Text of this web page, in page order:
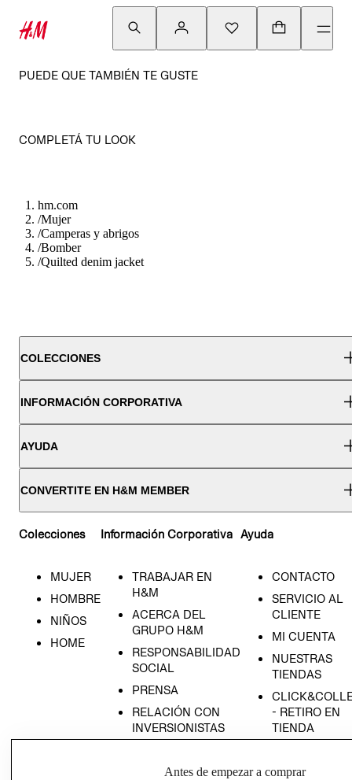
PUEDE QUE TAMBIÉN TE GUSTE
COMPLETÁ TU LOOK
hm.com
/Mujer
/Camperas y abrigos
/Bomber
/Quilted denim jacket
COLECCIONES
INFORMACIÓN CORPORATIVA
AYUDA
CONVERTITE EN H&M MEMBER
Colecciones
MUJER
HOMBRE
NIÑOS
HOME
Información Corporativa
TRABAJAR EN
H&M
ACERCA DEL
GRUPO H&M
RESPONSABILIDAD
SOCIAL
PRENSA
RELACIÓN CON
INVERSIONISTAS
EMPRESARIAL
Ayuda
CONTACTO
SERVICIO AL
CLIENTE
MI CUENTA
NUESTRAS
TIENDAS
- RETIRO EN
TIENDA
Antes de empezar a comprar